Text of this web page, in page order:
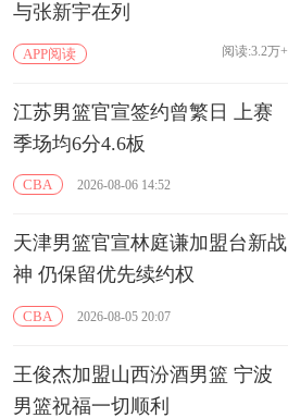
与张新宇在列
APP阅读 阅读:3.2万+
江苏男篮官宣签约曾繁日 上赛
季场均6分4.6板
CBA 2026-08-06 14:52
天津男篮官宣林庭谦加盟台新战
神 仍保留优先续约权
CBA 2026-08-05 20:07
王俊杰加盟山西汾酒男篮 宁波
男篮祝福一切顺利